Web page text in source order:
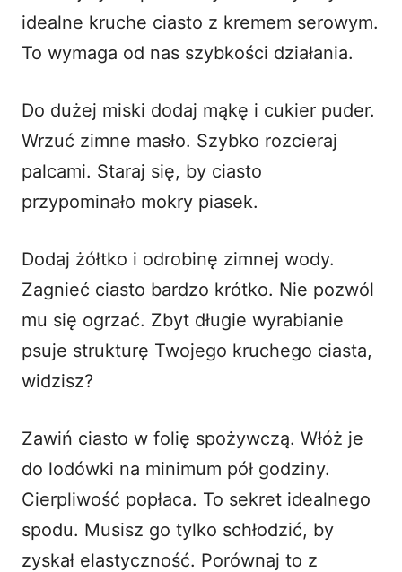
idealne kruche ciasto z kremem serowym.
To wymaga od nas szybkości działania.
Do dużej miski dodaj mąkę i cukier puder.
Wrzuć zimne masło. Szybko rozcieraj
palcami. Staraj się, by ciasto
przypominało mokry piasek.
Dodaj żółtko i odrobinę zimnej wody.
Zagnieć ciasto bardzo krótko. Nie pozwól
mu się ogrzać. Zbyt długie wyrabianie
psuje strukturę Twojego kruchego ciasta,
widzisz?
Zawiń ciasto w folię spożywczą. Włóż je
do lodówki na minimum pół godziny.
Cierpliwość popłaca. To sekret idealnego
spodu. Musisz go tylko schłodzić, by
zyskał elastyczność. Porównaj to z